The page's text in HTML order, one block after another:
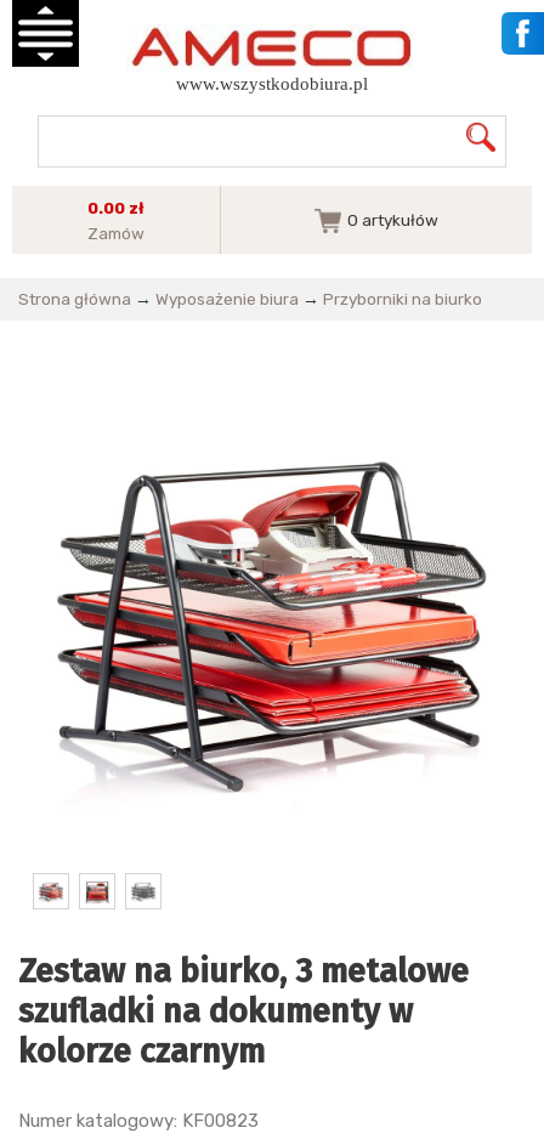
www.wszystkodobiura.pl
0.00 zł
Zamów
0 artykułów
Strona główna → Wyposażenie biura → Przyborniki na biurko
Zestaw na biurko, 3 metalowe
szufladki na dokumenty w
kolorze czarnym
Numer katalogowy: KF00823